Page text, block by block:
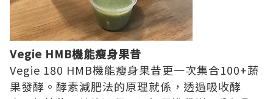
Vegie HMB機能瘦身果昔
Vegie 180 HMB機能瘦身果昔更一次集合100+蔬
果發酵。酵素減肥法的原理就係，透過吸收酵